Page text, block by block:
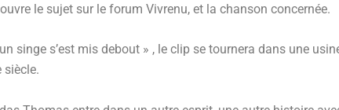
le sujet sur le forum Vivrenu, et la chanson concernée.
singe s’est mis debout » , le clip se tournera dans une
siècle.